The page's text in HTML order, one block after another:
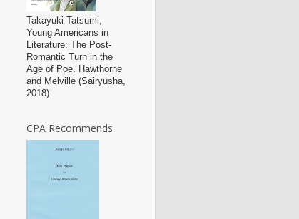
Takayuki Tatsumi,
Young Americans in
Literature: The Post-
Romantic Turn in the
Age of Poe, Hawthorne
and Melville (Sairyusha,
2018)
CPA Recommends